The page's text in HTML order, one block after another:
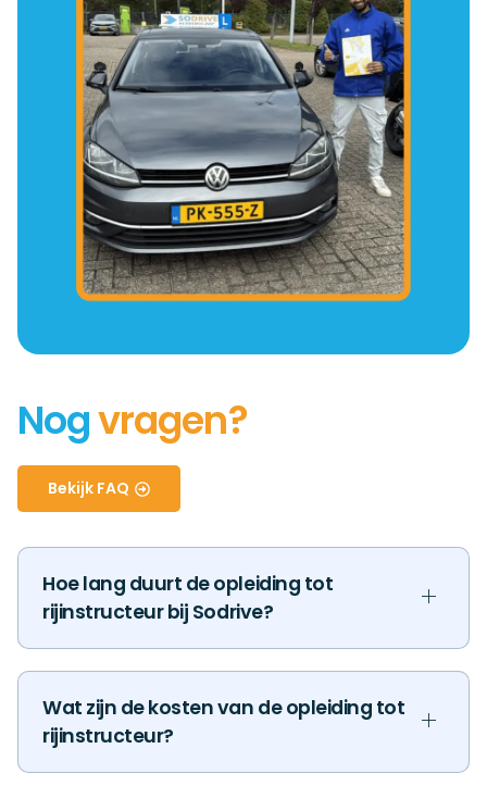
Nogvragen?
Bekijk FAQ
Hoe lang duurt de opleiding tot
rijinstructeur bij Sodrive?
Wat zijn de kosten van de opleiding tot
rijinstructeur?